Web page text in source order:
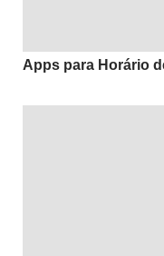
Apps para Horário